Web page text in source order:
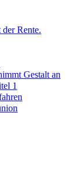
Rente.
Gestalt an
1